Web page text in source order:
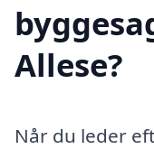
Allese?
Når du leder